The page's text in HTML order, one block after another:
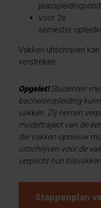
voor 2e
semester
Vakken uitschrijven
verstreken.
Opgelet!Studenten
bacheloropleiding
vakken. Zij nemen
modeltraject van de
die vakken opnieuw
uitschrijven voor de
verplicht hun
Stappenplan